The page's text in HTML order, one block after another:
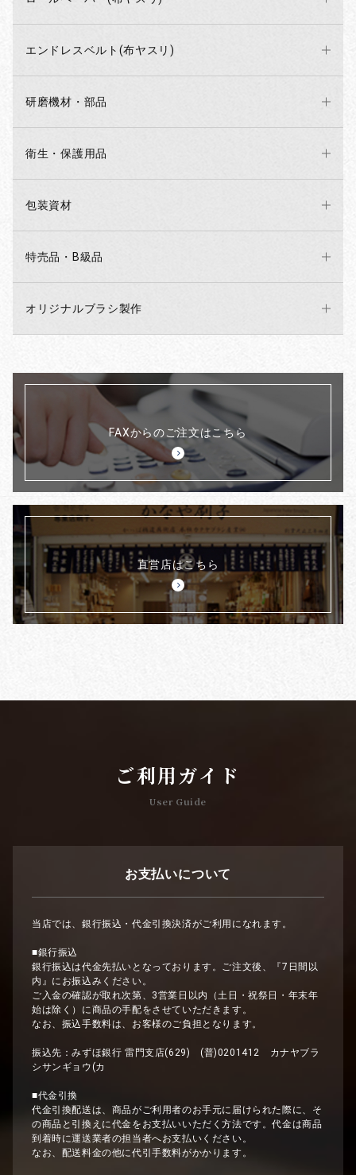
エンドレスベルト(布ヤスリ)
研磨機材・部品
衛生・保護用品
包装資材
特売品・B級品
オリジナルブラシ製作
FAXからのご注文はこちら
直営店はこちら
ご利用ガイド
User Guide
お支払いについて
当店では、銀行振込・代金引換決済がご利用になれます。
■銀行振込
銀行振込は代金先払いとなっております。ご注文後、『7日間以
内』にお振込みください。
ご入金の確認が取れ次第、3営業日以内（土日・祝祭日・年末年
始は除く）に商品の手配をさせていただきます。
なお、振込手数料は、お客様のご負担となります。
振込先：みずほ銀行 雷門支店(629) (普)0201412 カナヤブラ
シサンギョウ(カ
■代金引換
代金引換配送は、商品がご利用者のお手元に届けられた際に、そ
の商品と引換えに代金をお支払いいただく方法です。代金は商品
到着時に運送業者の担当者へお支払いください。
なお、配送料金の他に代引手数料がかかります。